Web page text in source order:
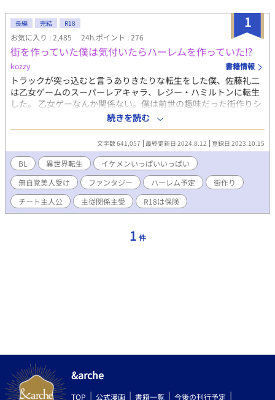
1
長編 完結 R18
お気に入り : 2,485 24h.ポイント : 276
街を作っていた僕は気付いたらハーレムを作っていた⁉
kozzy 書籍情報
トラックが突っ込むと言うありきたりな転生をした僕、佐藤礼二
は乙女ゲームのスーパーレアキャラ、レジー・ハミルトンに転生
した。 乙女ゲーなんか関係ない。僕は前世の趣味だった街作りシ
ミレーションゲームを実践でプレイするんだ。ああ心が躍る！ と
意気込んでた僕の周りにはドンドンイケメンが集まってきて…な
にやら雲行きが怪しい… あれ？これってホントにオトメゲー？ ま
ったりほっこり連載？R18は保険です。 『チートな転生農家の息
子は悪の公爵を溺愛する』書籍化となりました。 お手に取って頂
けたらとっても嬉しいです(｡>ㅅ<)✩⡱
続きを読む
文字数 641,057 最終更新日 2024.8.12 登録日 2023.10.15
BL 異世界転生
イケメンいっぱいいっぱい
無自覚美人受け
ファンタジー ハーレム予定
街作り
チート主人公
主従関係主受 R18は保険
1 件
&arche
TOP 公式漫画 書籍一覧 今後の刊行予定